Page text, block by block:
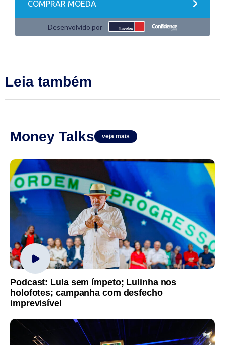
Leia também
Money Talks veja mais
Podcast: Lula sem ímpeto; Lulinha nos
holofotes; campanha com desfecho
imprevisível